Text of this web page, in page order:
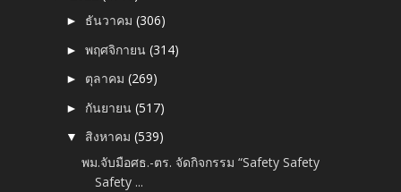
► ธันวาคม(306)
►พฤศจิกายน(314)
► ตุลาคม(269)
► กันยายน(517)
▼ สิงหาคม(539)
พม.จับมือศธ.-ตร. จัดกิจกรรม “Safety Safety
Safety ...